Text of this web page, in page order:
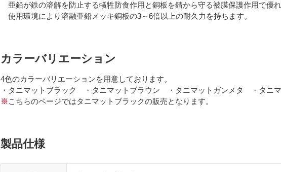
亜鉛が鉄の溶解を防止する犠牲防食作用と銅板を錆から守る被膜保護作用で優れ
使用環境により溶融亜鉛メッキ銅板の3～6倍以上の耐久力を持ちます。
カラーバリエーション
4色のカラーバリエーションを用意しております。
・タニマットブラック ・タニマットブラウン ・タニマットガンメタ ・タニ
※こちらのページではタニマットブラックの販売となります。
製品仕様